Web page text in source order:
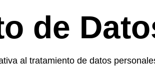
de
al tratamiento de datos